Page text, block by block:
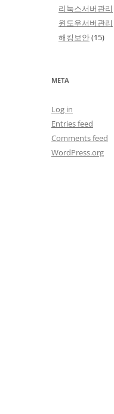
리눅스서버관리
윈도우서버관리
해킹보안(15)
META
Log in
Entries feed
Comments feed
WordPress.org